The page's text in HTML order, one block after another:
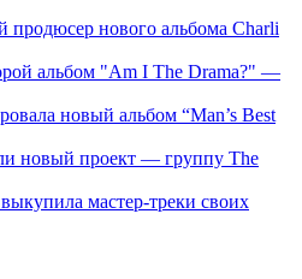
нового альбома Charli
альбом "Am I The Drama?" —
новый альбом “Man’s Best
новый проект — группу The
мастер-треки своих